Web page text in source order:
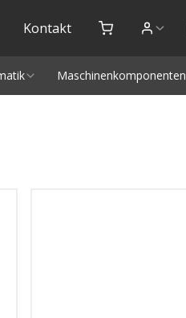
Kontakt
Maschinenkomponenten